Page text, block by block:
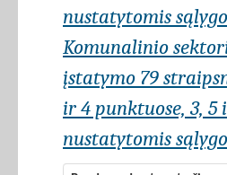
nustatytomis
Komunalinio
įstatymo 79
ir 4 punktuose, 3, 5
nustatytomis